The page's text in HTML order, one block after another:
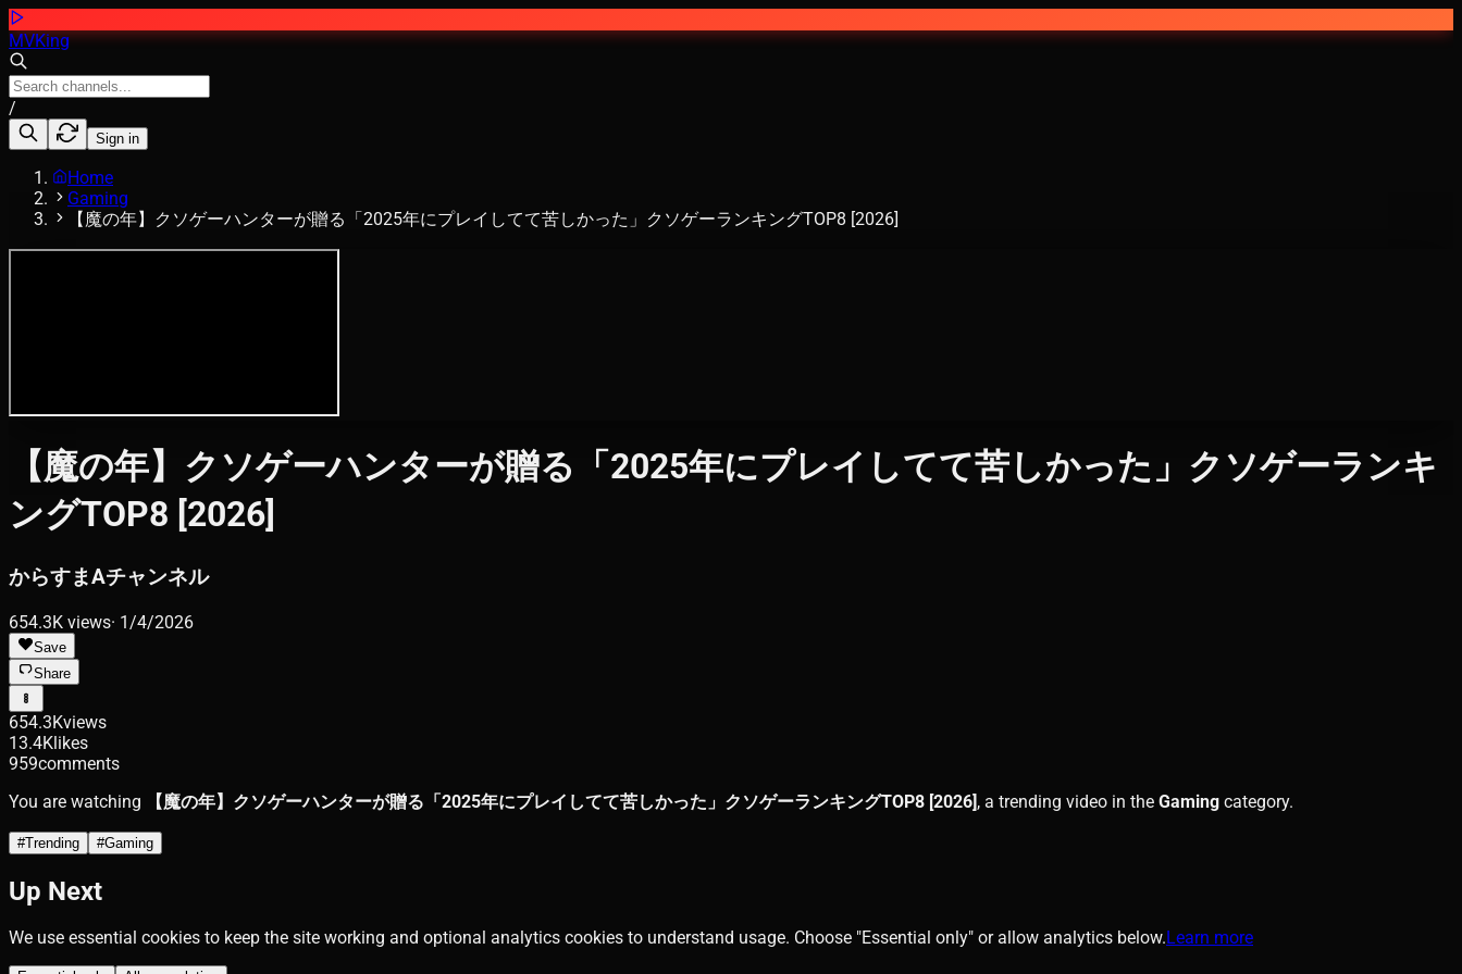
MVKing
/
Sign in
Home
Gaming
【魔の年】クソゲーハンターが贈る「2025年にプレイしてて苦しかった」クソゲーランキングTOP8 [2026]
【魔の年】クソゲーハンターが贈る「2025年にプレイしてて苦しかった」クソゲーランキ
ングTOP8 [2026]
からすまAチャンネル
654.3K views· 1/4/2026
Save
Share
654.3Kviews
13.4Klikes
959comments
You are watching
【魔の年】クソゲーハンターが贈る「2025年にプレイしてて苦しかった」クソゲーランキングTOP8 [2026], a trending video in the Gaming category.
#Trending #Gaming
Up Next
We use essential cookies to keep the site working and optional analytics cookies to understand usage. Choose "Essential only" or allow analytics below.Learn more